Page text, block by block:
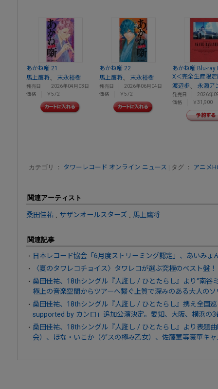
あかね噺 21
馬上鷹将
末永裕樹
発売日
2026年04月03日
価格
￥572
あかね噺 22
馬上鷹将
末永裕樹
発売日
2026年06月04日
価格
￥572
あかね噺 Blu-ray
X＜完全生産限
渡辺歩
永瀬ア
発売日
2026年
価格
￥31,900
カテゴリ ： タワーレコード オンライン ニュース | タグ ： アニメ
関連アーティスト
桑田佳祐 サザンオールスターズ 馬上鷹将
関連記事
日本レコード協会「6月度ストリーミング認定」、あいみょ
〈夏のタワレコチョイス〉タワレコが選ぶ究極のベスト盤！
桑田佳祐、18thシングル『人誑し / ひとたらし』より“南谷
極上の音楽空間からツアーへ繋ぐ上質で深みのある大人の
桑田佳祐、18thシングル『人誑し / ひとたらし』携え全国
supported by カンロ」追加公演決定。愛知、大阪、横浜の
桑田佳祐、18thシングル『人誑し / ひとたらし』より表題
会）、ほな・いこか（ゲスの極み乙女）、佐藤菫等豪華キ